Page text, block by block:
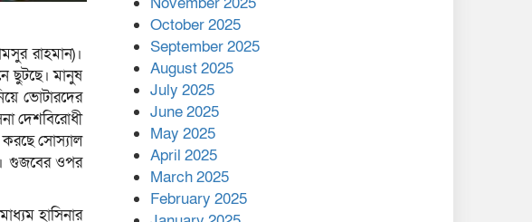
রাহমান)।
ছুটছে। মানুষ
ভোটারদের
দেশবিরোধী
সোস্যাল
গুজবের ওপর
হাসিনার
মালয়েশিয়ার প্রধানমন্ত্রীকে চিঠি
দেয়ার পর ফোন তারেক
রহমানের,গ্যাস সঙ্কট
মোকাবিলায় সহায়তার আশ্বাস
এক বিলিয়ন ডলার বিনিয়োগ
হবে আনোয়ারায়
October 2025
September 2025
August 2025
July 2025
June 2025
May 2025
April 2025
March 2025
February 2025